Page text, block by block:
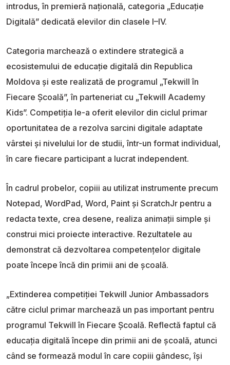
introdus, în premieră națională, categoria „Educație
Digitală” dedicată elevilor din clasele I–IV.
Categoria marchează o extindere strategică a
ecosistemului de educație digitală din Republica
Moldova și este realizată de programul „Tekwill în
Fiecare Școală”, în parteneriat cu „Tekwill Academy
Kids”. Competiția le-a oferit elevilor din ciclul primar
oportunitatea de a rezolva sarcini digitale adaptate
vârstei și nivelului lor de studii, într-un format individual,
în care fiecare participant a lucrat independent.
În cadrul probelor, copiii au utilizat instrumente precum
Notepad, WordPad, Word, Paint și ScratchJr pentru a
redacta texte, crea desene, realiza animații simple și
construi mici proiecte interactive. Rezultatele au
demonstrat că dezvoltarea competențelor digitale
poate începe încă din primii ani de școală.
„Extinderea competiției Tekwill Junior Ambassadors
către ciclul primar marchează un pas important pentru
programul Tekwill în Fiecare Școală. Reflectă faptul că
educația digitală începe din primii ani de școală, atunci
când se formează modul în care copiii gândesc, își